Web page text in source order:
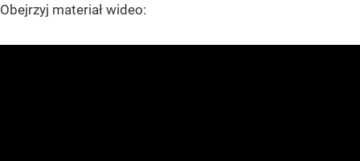
Obejrzyj materiał wideo: